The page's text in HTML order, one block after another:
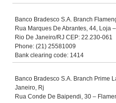
Banco Bradesco S.A. Branch
Rua Marques De Abrantes, 44, Loja
Rio De Janeiro/RJ CEP: 22.230-061
Phone: (21) 25581009
Bank clearing code: 1414
Banco Bradesco S.A. Branch Prime
Janeiro, Rj
Rua Conde De Baipendi, 30 –